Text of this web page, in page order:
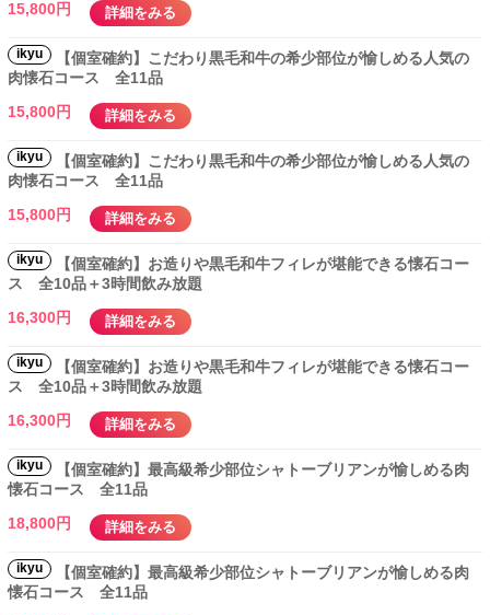
15,800円 詳細をみる
ikyu
【個室確約】こだわり黒毛和牛の希少部位が愉しめる人気の
肉懐石コース 全11品
15,800円
詳細をみる
ikyu
【個室確約】こだわり黒毛和牛の希少部位が愉しめる人気の
肉懐石コース 全11品
15,800円
詳細をみる
ikyu
【個室確約】お造りや黒毛和牛フィレが堪能できる懐石コー
ス 全10品＋3時間飲み放題
16,300円
詳細をみる
ikyu
【個室確約】お造りや黒毛和牛フィレが堪能できる懐石コー
ス 全10品＋3時間飲み放題
16,300円
詳細をみる
ikyu
【個室確約】最高級希少部位シャトーブリアンが愉しめる肉
懐石コース 全11品
18,800円
詳細をみる
ikyu
【個室確約】最高級希少部位シャトーブリアンが愉しめる肉
懐石コース 全11品